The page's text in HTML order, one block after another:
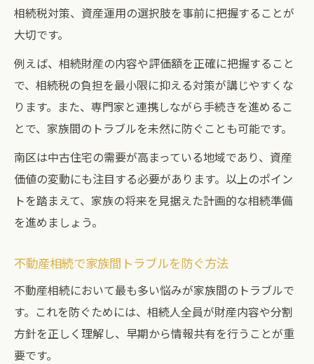
相続税対策、資産運用の選択肢を事前に把握することが
大切です。
例えば、相続財産の内容や評価額を正確に把握すること
で、相続税の負担を最小限に抑える対策が講じやすくな
ります。また、専門家と連携しながら手続きを進めるこ
とで、家族間のトラブルを未然に防ぐことも可能です。
南区は中古住宅の需要が高まっている地域であり、資産
価値の変動にも注目する必要があります。以上のポイン
トを踏まえて、家族の将来を見据えた計画的な相続準備
を進めましょう。
不動産相続で家族間トラブルを防ぐ方法
不動産相続において最も多い悩みが家族間のトラブルで
す。これを防ぐためには、相続人全員が財産内容や分割
方針を正しく理解し、早期から情報共有を行うことが重
要です。